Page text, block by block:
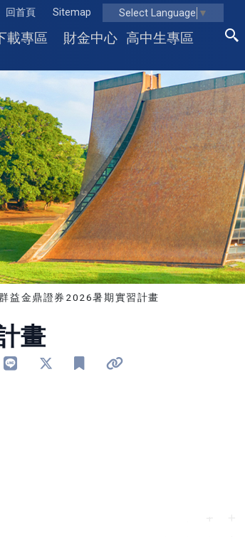
回首頁 Sitemap Select Language ▼
載專區 財金中心 高中生專區
群益金鼎證券2026暑期實習計畫
畫